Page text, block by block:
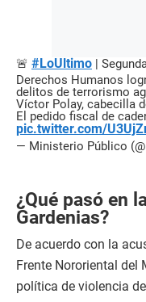
🚨 #LoÚltimo |
Derechos Humanos
delitos de terrorismo
Víctor Polay, cabecilla
El pedido fiscal de
pic.twitter.com/
— Ministerio Público
¿Qué pasó en
Gardenias?
De acuerdo con la
Frente Nororiental del
política de violencia